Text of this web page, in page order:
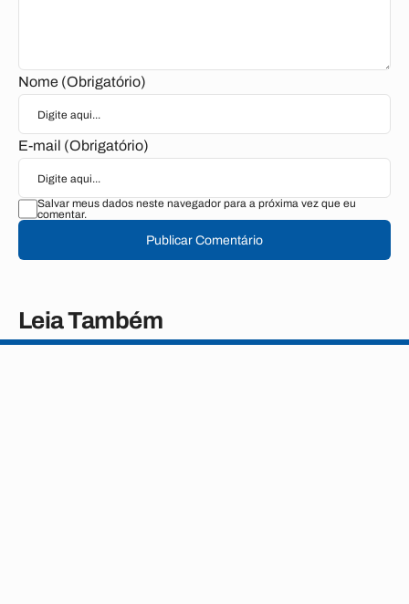
Nome (Obrigatório)
E-mail (Obrigatório)
Salvar meus dados neste navegador para a próxima vez que eu
comentar.
Publicar Comentário
Leia Também